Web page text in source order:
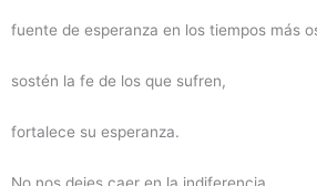
fuente de esperanza en los tiempos más
sostén la fe de los que sufren,
fortalece su esperanza.